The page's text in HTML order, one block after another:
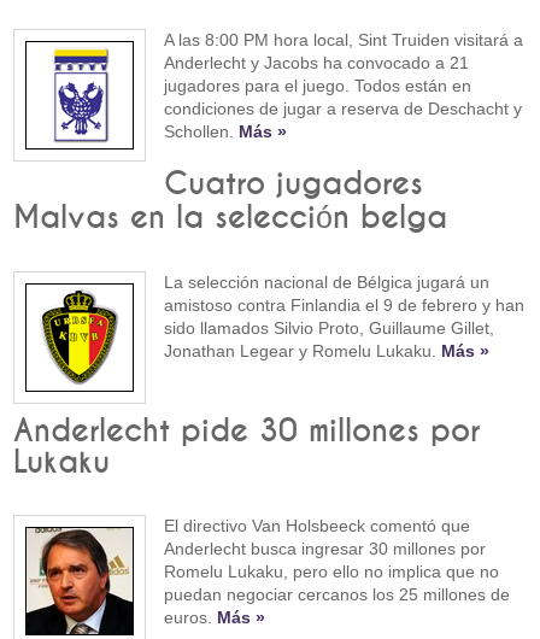
A las 8:00 PM hora local, Sint Truiden visitará a
Anderlecht y Jacobs ha convocado a 21
jugadores para el juego. Todos están en
condiciones de jugar a reserva de Deschacht y
Schollen. Más »
Cuatro jugadores
Malvas en la selección belga
La selección nacional de Bélgica jugará un
amistoso contra Finlandia el 9 de febrero y han
sido llamados Silvio Proto, Guillaume Gillet,
Jonathan Legear y Romelu Lukaku. Más »
Anderlecht pide 30 millones por
Lukaku
El directivo Van Holsbeeck comentó que
Anderlecht busca ingresar 30 millones por
Romelu Lukaku, pero ello no implica que no
puedan negociar cercanos los 25 millones de
euros. Más »